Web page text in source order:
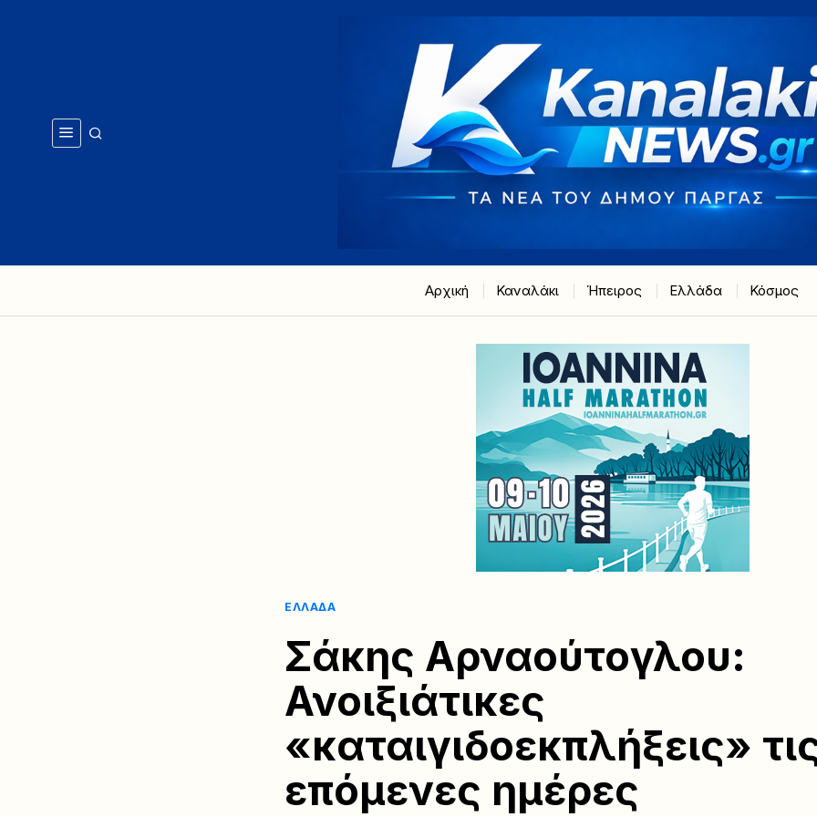
Αρχική Καναλάκι Ήπειρος Ελλάδα Κόσμος
ΕΛΛΆΔΑ
Σάκης Αρναούτογλου:
Ανοιξιάτικες
«καταιγιδοεκπλήξεις»
επόμενες ημέρες